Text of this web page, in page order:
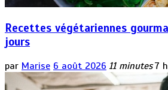
Recettes végétariennes
jours
par Marise 6 août 2026 11 minutes 7